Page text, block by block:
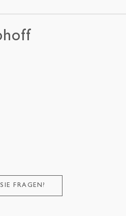
FRAGEN?